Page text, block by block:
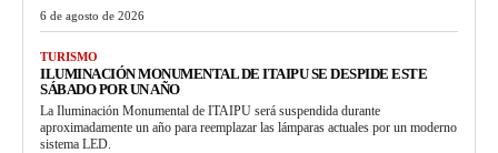
6 de agosto de 2026
TURISMO
ILUMINACIÓN MONUMENTAL DE ITAIPU SE DESPIDE ESTE
SÁBADO POR UN AÑO
La Iluminación Monumental de ITAIPU será suspendida durante
aproximadamente un año para reemplazar las lámparas actuales por un moderno
sistema LED.